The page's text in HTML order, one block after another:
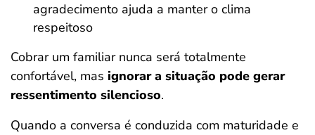
agradecimento ajuda a manter o clima
respeitoso
Cobrar um familiar nunca será totalmente
confortável, mas ignorar a situação pode gerar
ressentimento silencioso.
Quando a conversa é conduzida com maturidade e